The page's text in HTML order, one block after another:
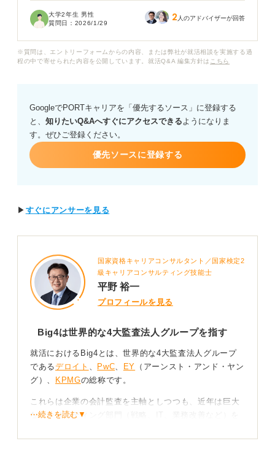
か？ また、それぞれの企業や業界の特徴や違いについて
大学2年生 男性
質問日： 2026/1/29 2 人のアドバイザーが回答
※質問は、エントリーフォームからの内容、または弊社が就活相談を実施する過
程の中で寄せられた内容を公開しています。就活Q&A 編集方針は こちら
GoogleでPORTキャリアを「優先するソース」に登録する
と、 知りたいQ&Aへすぐにアクセスできるようになりま
す。ぜひご登録ください。
優先ソースに登録する
▶ すぐにアンサーを見る
国家資格キャリアコンサルタント／国家検定2
級キャリアコンサルティング技能士
平野 裕一
プロフィールを見る
Big4は世界的な4大監査法人グループを指す
就活におけるBig4とは、世界的な4大監査法人グループ
であるデロイト PwC EY （アーンスト・アンド・ヤン
グ）、
KPMGの総称です。
これらは企業の会計監査を主軸としつつも、近年は巨大
なコンサルティング部門（戦略、IT、業務改善など）を
力を誇っています。
⋯続きを読む▼